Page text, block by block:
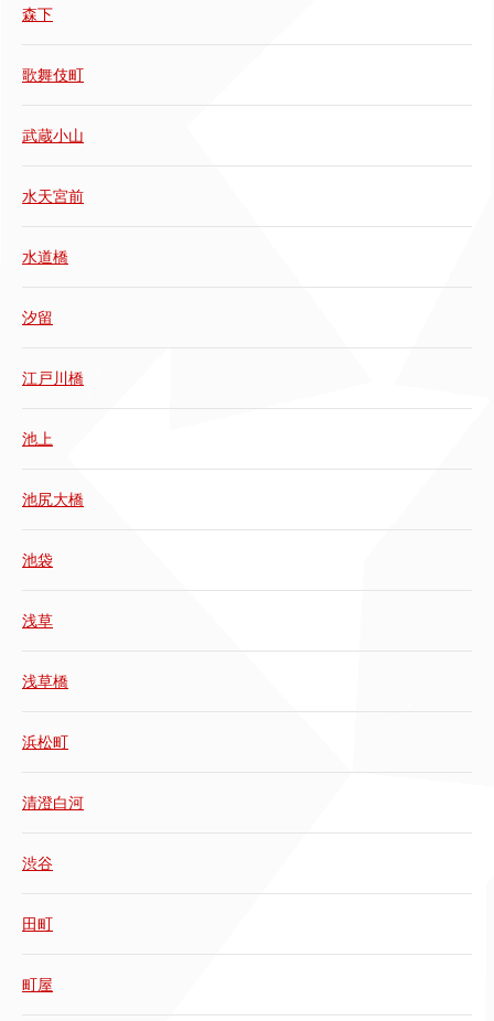
森下
歌舞伎町
武蔵小山
水天宮前
水道橋
汐留
江戸川橋
池上
池尻大橋
池袋
浅草
浅草橋
浜松町
清澄白河
渋谷
田町
町屋